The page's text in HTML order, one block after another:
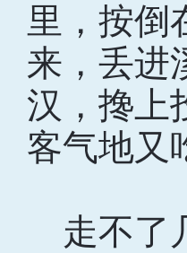
里，按倒
来，丢进
汉，搀上
客气地又
走不了